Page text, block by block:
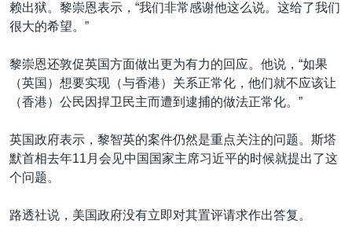
赖出狱。黎崇恩表示，“我们非常感谢他这么说。这给了我们
很大的希望。”
黎崇恩还敦促英国方面做出更为有力的回应。他说，“如果
（英国）想要实现（与香港）关系正常化，他们就不应该让
（香港）公民因捍卫民主而遭到逮捕的做法正常化。”
英国政府表示，黎智英的案件仍然是重点关注的问题。斯塔
默首相去年11月会见中国国家主席习近平的时候就提出了这
个问题。
路透社说，美国政府没有立即对其置评请求作出答复。